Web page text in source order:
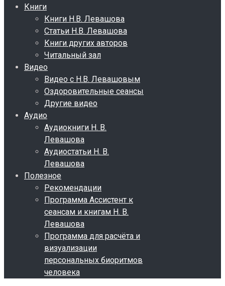
Книги
Книги Н.В. Левашова
Статьи Н.В. Левашова
Книги других авторов
Читальный зал
Видео
Видео с Н.В. Левашовым
Оздоровительные сеансы
Другие видео
Аудио
Аудиокниги Н. В.
Левашова
Аудиостатьи Н. В.
Левашова
Полезное
Рекомендации
Программа Ассистент к
сеансам и книгам Н. В.
Левашова
Программа для расчёта и
визуализации
персональных биоритмов
человека